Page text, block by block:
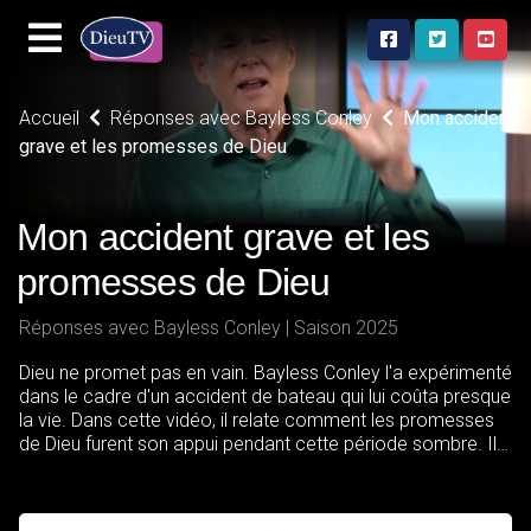
Accueil Réponses avec Bayless Conley
Mon accident
grave et les promesses de Dieu
Mon accident grave et les
promesses de Dieu
Réponses avec Bayless Conley | Saison 2025
Dieu ne promet pas en vain. Bayless Conley l'a expérimenté
dans le cadre d'un accident de bateau qui lui coûta presque
la vie. Dans cette vidéo, il relate comment les promesses
de Dieu furent son appui pendant cette période sombre. Il